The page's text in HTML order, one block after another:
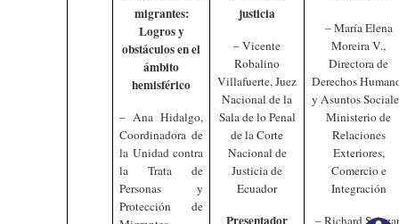
migrantes:
Logros y
obstáculos en el
ámbito
hemisférico
– Ana Hidalgo,
Coordinadora de
la Unidad contra
la Trata de
Personas y
Protección de
justicia
– Vicente
Robalino
Villafuerte, Juez
Nacional de la
Sala de lo Penal
de la Corte
Nacional de
Justicia de
Ecuador
– María Elena
Moreira V.,
Directora de
Derechos
y Asuntos
Ministerio de
Relaciones
Exteriores,
Comercio e
Integración
– Richard